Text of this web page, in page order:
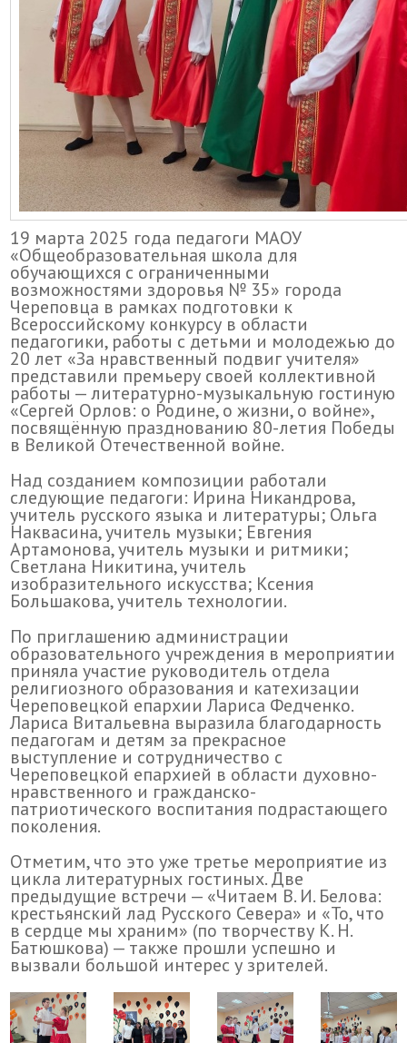
19 марта 2025 года педагоги МАОУ
«Общеобразовательная школа для
обучающихся с ограниченными
возможностями здоровья № 35» города
Череповца в рамках подготовки к
Всероссийскому конкурсу в области
педагогики, работы с детьми и молодежью до
20 лет «За нравственный подвиг учителя»
представили премьеру своей коллективной
работы — литературно-музыкальную гостиную
«Сергей Орлов: о Родине, о жизни, о войне»,
посвящённую празднованию 80-летия Победы
в Великой Отечественной войне.
Над созданием композиции работали
следующие педагоги: Ирина Никандрова,
учитель русского языка и литературы; Ольга
Наквасина, учитель музыки; Евгения
Артамонова, учитель музыки и ритмики;
Светлана Никитина, учитель
изобразительного искусства; Ксения
Большакова, учитель технологии.
По приглашению администрации
образовательного учреждения в мероприятии
приняла участие руководитель отдела
религиозного образования и катехизации
Череповецкой епархии Лариса Федченко.
Лариса Витальевна выразила благодарность
педагогам и детям за прекрасное
выступление и сотрудничество с
Череповецкой епархией в области духовно-
нравственного и гражданско-
патриотического воспитания подрастающего
поколения.
Отметим, что это уже третье мероприятие из
цикла литературных гостиных. Две
предыдущие встречи — «Читаем В. И. Белова:
крестьянский лад Русского Севера» и «То, что
в сердце мы храним» (по творчеству К. Н.
Батюшкова) — также прошли успешно и
вызвали большой интерес у зрителей.